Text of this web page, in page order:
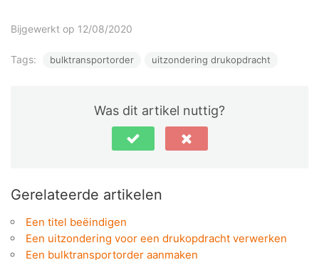
Bijgewerkt op 12/08/2020
Tags: bulktransportorder uitzondering drukopdracht
Was dit artikel nuttig?
Gerelateerde artikelen
Een titel beëindigen
Een uitzondering voor een drukopdracht verwerken
Een bulktransportorder aanmaken